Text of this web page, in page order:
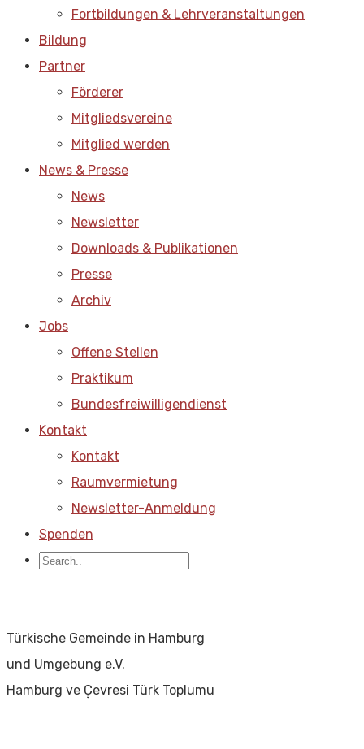
Fortbildungen & Lehrveranstaltungen
Bildung
Partner
Förderer
Mitgliedsvereine
Mitglied werden
News & Presse
News
Newsletter
Downloads & Publikationen
Presse
Archiv
Jobs
Offene Stellen
Praktikum
Bundesfreiwilligendienst
Kontakt
Kontakt
Raumvermietung
Newsletter-Anmeldung
Spenden
Türkische Gemeinde in Hamburg
und Umgebung e.V.
Hamburg ve Çevresi Türk Toplumu